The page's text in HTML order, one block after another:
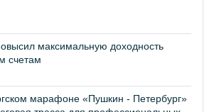
максимальную доходность
счетам
марафоне «Пушкин - Петербург»